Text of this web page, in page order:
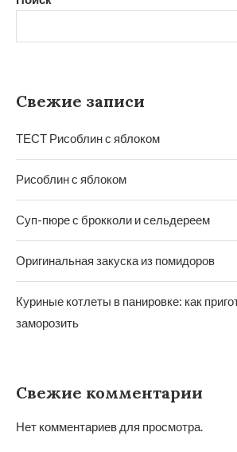
Свежие записи
ТЕСТ Рисоблин с яблоком
Рисоблин с яблоком
Суп-пюре с брокколи и сельдереем
Оригинальная закуска из помидоров
Куриные котлеты в панировке: как
заморозить
Свежие комментарии
Нет комментариев для просмотра.